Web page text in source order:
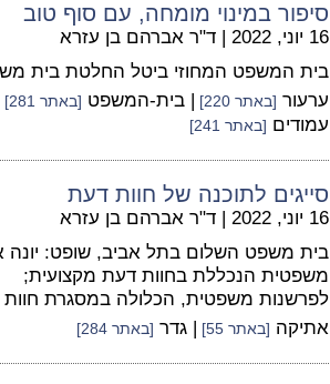
סיפור במינוי מומחה, עם סוף טוב
16 יוני, 2022 | ד"ר אברהם בן עזרא
בית המשפט המחוזי ביטל החלטת בית
ערעור [באתר 220] | בית-המשפט [באתר 281]
עמודים [באתר 241]
סייגים לתוכנה של חוות דעת
16 יוני, 2022 | ד"ר אברהם בן עזרא
בית משפט השלום בתל אביב, שופט: יונה
משפטית הנכללת בחוות דעת מקצועית;
לפרשנות משפטית, הכלולה במסגרת
אתיקה [באתר 55] | גדר [באתר 284]